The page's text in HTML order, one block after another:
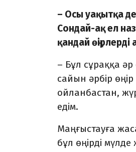
⁠– Осы уақытқа
Сондай-ақ ел
қандай өңірлерді
– Бұл сұраққа
сайын әрбір
ойланбастан,
едім.
Маңғыстауға
бұл өңірді